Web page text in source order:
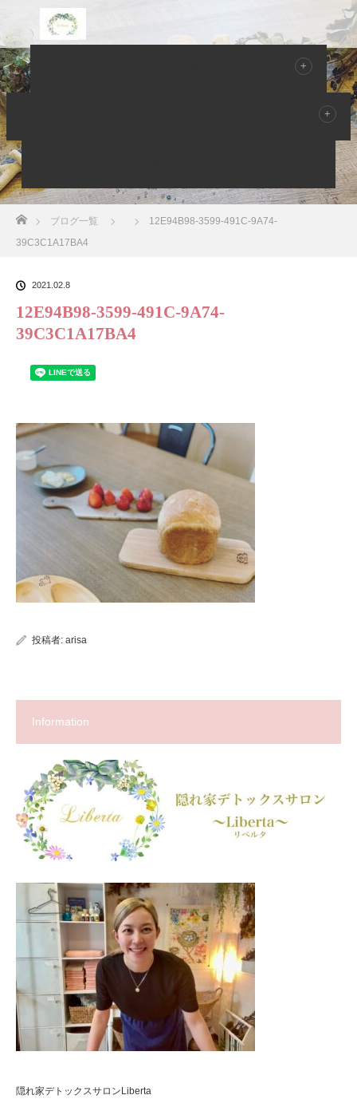
メニュー
お客様の声
ブログ一覧
12E94B98-3599-491C-9A74-
39C3C1A17BA4
2021.02.8
12E94B98-3599-491C-9A74-
39C3C1A17BA4
投稿者: arisa
Information
隠れ家デトックスサロンLiberta